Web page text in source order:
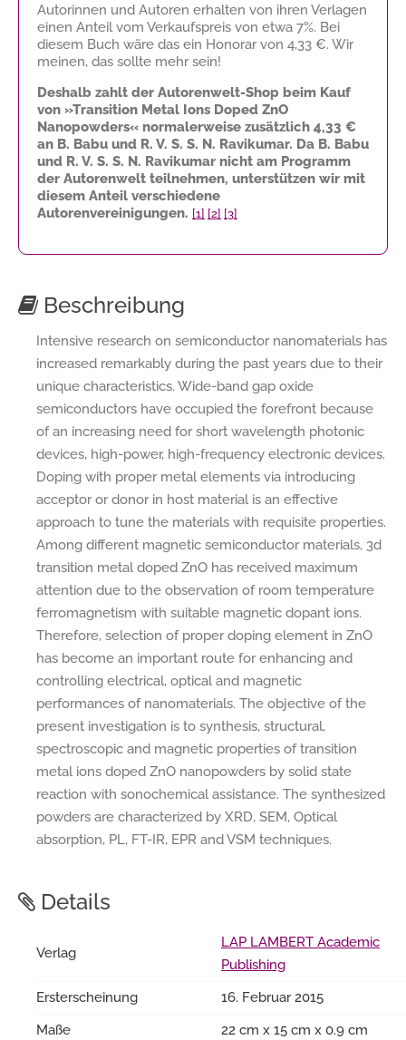
Autorinnen und Autoren erhalten von ihren Verlagen
einen Anteil vom Verkaufspreis von etwa 7%. Bei
diesem Buch wäre das ein Honorar von 4,33 €. Wir
meinen, das sollte mehr sein!
Deshalb zahlt der Autorenwelt-Shop beim Kauf
von »Transition Metal Ions Doped ZnO
Nanopowders« normalerweise zusätzlich 4,33 €
an B. Babu und R. V. S. S. N. Ravikumar. Da B. Babu
und R. V. S. S. N. Ravikumar nicht am Programm
der Autorenwelt teilnehmen, unterstützen wir mit
diesem Anteil verschiedene
Autorenvereinigungen. [1] [2] [3]
Beschreibung
Intensive research on semiconductor nanomaterials has
increased remarkably during the past years due to their
unique characteristics. Wide-band gap oxide
semiconductors have occupied the forefront because
of an increasing need for short wavelength photonic
devices, high-power, high-frequency electronic devices.
Doping with proper metal elements via introducing
acceptor or donor in host material is an effective
approach to tune the materials with requisite properties.
Among different magnetic semiconductor materials, 3d
transition metal doped ZnO has received maximum
attention due to the observation of room temperature
ferromagnetism with suitable magnetic dopant ions.
Therefore, selection of proper doping element in ZnO
has become an important route for enhancing and
controlling electrical, optical and magnetic
performances of nanomaterials. The objective of the
present investigation is to synthesis, structural,
spectroscopic and magnetic properties of transition
metal ions doped ZnO nanopowders by solid state
reaction with sonochemical assistance. The synthesized
powders are characterized by XRD, SEM, Optical
absorption, PL, FT-IR, EPR and VSM techniques.
Details
Verlag
LAP LAMBERT Academic
Publishing
Ersterscheinung
16. Februar 2015
Maße
22 cm x 15 cm x 0.9 cm